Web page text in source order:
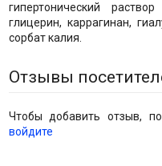
гипертонический
глицерин, каррагинан,
сорбат калия.
Отзывы
Чтобы добавить отзыв,
войдите